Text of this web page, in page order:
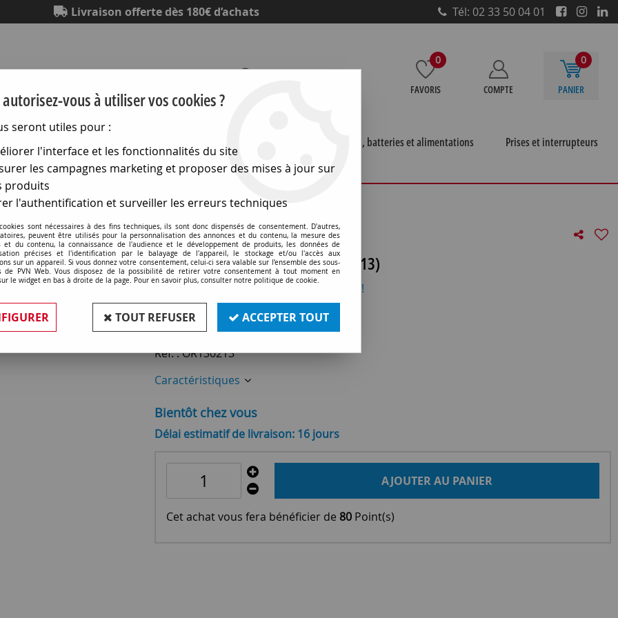
Livraison offerte dès 180€ d’achats Tél: 02 33 50 04 01
0
FAVORIS COMPTE
0
PANIER
Piles, batteries et alimentations
Prises et interrupteurs
>Lampes pour l audiovisuel >G6,35 pour diapo et super8 retroprojecteurs et microfiches
G6,35 11,5x44 12v 100w fcr (130213)
Soyez le premier à donner votre avis !
8,90 TTC
Réf. :OR130213
Caractéristiques
Bientôt chez vous
Délai estimatif de livraison: 16 jours
AJOUTER AU PANIER
Cet achat vous fera bénéficier de 80 Point(s)
vous à utiliser vos cookies ?
seront utiles pour :
l'interface et les fonctionnalités du site
les campagnes marketing et proposer des mises à jour sur
produits
l'authentification et surveiller les erreurs techniques
sont nécessaires à des fins techniques, ils sont donc dispensés de consentement. D'autres,
peuvent être utilisés pour la personnalisation des annonces et du contenu, la mesure des
et du contenu, la connaissance de l'audience et le développement de produits, les données de
précises et l'identification par le balayage de l'appareil, le stockage et/ou l'accès aux
sur un appareil. Si vous donnez votre consentement, celui-ci sera valable sur l’ensemble des sous-
de PVN Web. Vous disposez de la possibilité de retirer votre consentement à tout moment en
le widget en bas à droite de la page. Pour en savoir plus, consulter notre politique de cookie.
TOUT REFUSER ACCEPTER TOUT